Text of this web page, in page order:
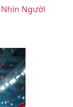
Người